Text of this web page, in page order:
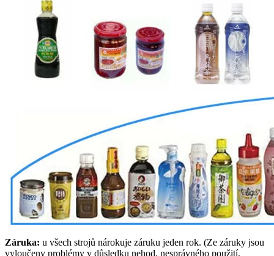
Záruka: u všech strojů nárokuje záruku jeden rok. (Ze záruky jsou
vyloučeny problémy v důsledku nehod, nesprávného použití,